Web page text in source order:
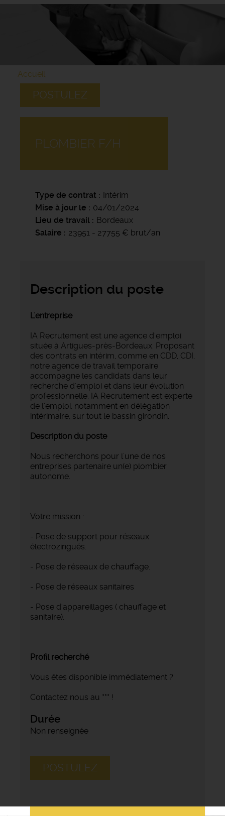
Accueil
POSTULEZ
PLOMBIER F/H
Type de contrat
Intérim
Mise à jour le
04/01/2024
Lieu de travail
Bordeaux
Salaire
23951 - 27755 € brut/an
Description du poste
L'entreprise
IA Recrutement est une agence d'emploi
située à Artigues-près-Bordeaux. Proposant
des contrats en intérim, comme en CDD, CDI,
notre agence de travail temporaire
accompagne les candidats dans leur
recherche d'emploi et dans leur évolution
professionnelle. IA Recrutement est experte
de l'emploi, notamment en délégation
intérimaire, sur tout le bassin girondin.
Description du poste
Nous recherchons pour l'une de nos
entreprises partenaire un(e) plombier
autonome.
Votre mission :
- Pose de support pour réseaux
électrozingués.
- Pose de réseaux de chauffage.
- Pose de réseaux sanitaires
- Pose d'appareillages ( chauffage et
sanitaire).
Profil recherché
Vous êtes disponible immédiatement ?
Contactez nous au *** !
Durée
Non renseignée
POSTULEZ